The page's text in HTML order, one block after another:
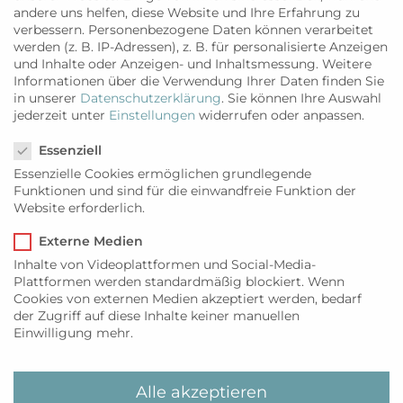
Anhand dieser Informationen wird das passende
Grundstück ausgewählt und bei der jeweiligen
Gemeinde auf öffentlich-rechtliche Kriterien der
vorgesehenen Bebauung geprüft. Anschließend
wird mit dem hausinternen, ortskundigen
Bauvorhaben entsprechend den Wünschen der
Kunden erstellt und ein entsprechender
Bauantrag eingereicht.
Einreichung des Bauantrags wird in Spanien als
„Proyecto básico“ bezeichnet. Die eigentliche
Baugenehmigung (Licencia de obra) wird nach
Überprüfung und Bestätigung durch die
Gemeinde ausgestellt.
(Proyecto de ejecución) bezieht sich auf die
Phase der Umsetzung, in der das
andere uns helfen, diese Website und Ihre Erfahrung zu
verbessern. Personenbezogene Daten können verarbeitet
werden (z. B. IP-Adressen), z. B. für personalisierte Anzeigen
und Inhalte oder Anzeigen- und Inhaltsmessung. Weitere
Informationen über die Verwendung Ihrer Daten finden Sie
in unserer Datenschutzerklärung. Sie können Ihre Auswahl
jederzeit unter Einstellungen widerrufen oder anpassen.
Essenziell
Essenzielle Cookies ermöglichen grundlegende
Funktionen und sind für die einwandfreie Funktion der
Website erforderlich.
Externe Medien
Inhalte von Videoplattformen und Social-Media-
Plattformen werden standardmäßig blockiert. Wenn
Cookies von externen Medien akzeptiert werden, bedarf
der Zugriff auf diese Inhalte keiner manuellen
Einwilligung mehr.
Alle akzeptieren